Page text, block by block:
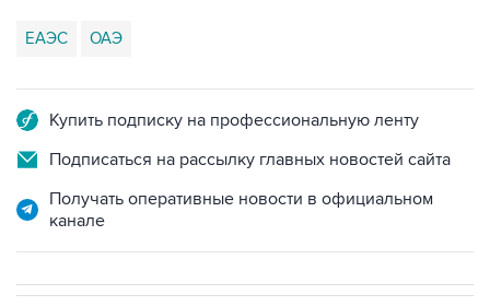
ЕАЭС ОАЭ
Купить подписку на профессиональную ленту
Подписаться на рассылку главных новостей сайта
Получать оперативные новости в официальном
канале